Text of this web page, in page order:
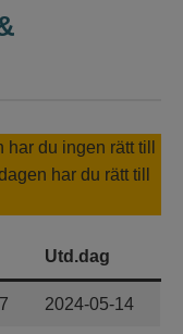
du ingen rätt till
har du rätt till
Utd.dag
2024-05-14